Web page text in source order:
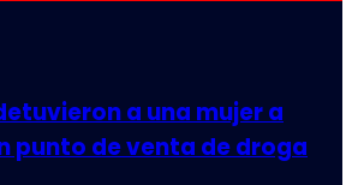
a una mujer a
punto de venta de droga